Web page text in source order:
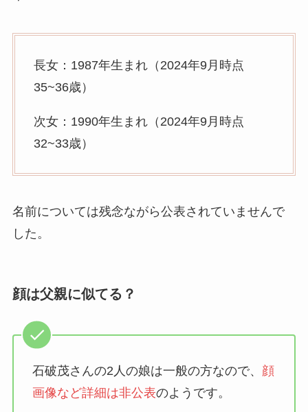
長女：1987年生まれ（2024年9月時点
35~36歳）
次女：1990年生まれ（2024年9月時点
32~33歳）
名前については残念ながら公表されていませんで
した。
顔は父親に似てる？
石破茂さんの2人の娘は一般の方なので、 顔
画像など詳細は非公表のようです。